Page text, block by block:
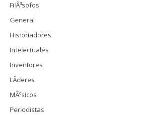
FilÃ³sofos
General
Historiadores
Intelectuales
Inventores
LÃ­deres
MÃºsicos
Periodistas